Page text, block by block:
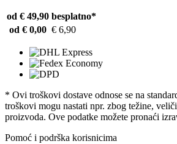
od € 49,90 besplatno*
od € 0,00 € 6,90
* Ovi troškovi dostave odnose se na
troškovi mogu nastati npr. zbog težine,
proizvoda. Ove podatke možete pronaći
Pomoć i podrška korisnicima